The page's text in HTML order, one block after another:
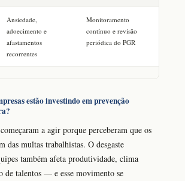
Ansiedade,
adoecimento e
afastamentos
recorrentes
Monitoramento
contínuo e revisão
periódica do PGR
estão investindo em prevenção
a agir porque perceberam que os
das multas trabalhistas. O desgaste
também afeta produtividade, clima
de talentos — e esse movimento se